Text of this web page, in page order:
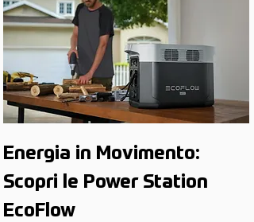
Energia in Movimento:
Scopri le Power Station
EcoFlow